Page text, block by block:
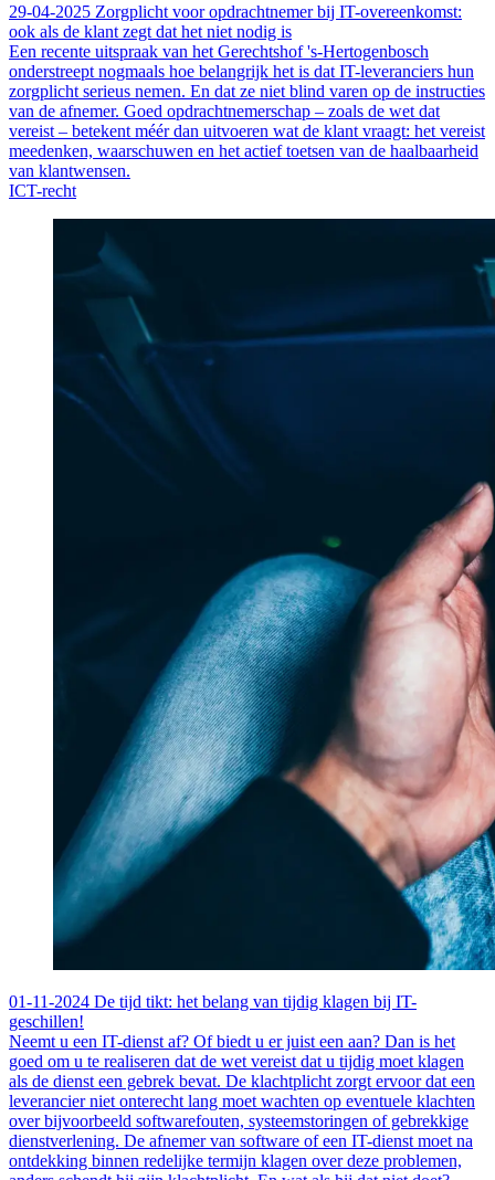
29-04-2025 Zorgplicht voor opdrachtnemer bij IT-overeenkomst:
ook als de klant zegt dat het niet nodig is
Een recente uitspraak van het Gerechtshof 's-Hertogenbosch
onderstreept nogmaals hoe belangrijk het is dat IT-leveranciers hun
zorgplicht serieus nemen. En dat ze niet blind varen op de instructies
van de afnemer. Goed opdrachtnemerschap – zoals de wet dat
vereist – betekent méér dan uitvoeren wat de klant vraagt: het vereist
meedenken, waarschuwen en het actief toetsen van de haalbaarheid
van klantwensen.
ICT-recht
01-11-2024 De tijd tikt: het belang van tijdig klagen bij IT-
geschillen!
Neemt u een IT-dienst af? Of biedt u er juist een aan? Dan is het
goed om u te realiseren dat de wet vereist dat u tijdig moet klagen
als de dienst een gebrek bevat. De klachtplicht zorgt ervoor dat een
leverancier niet onterecht lang moet wachten op eventuele klachten
over bijvoorbeeld softwarefouten, systeemstoringen of gebrekkige
dienstverlening. De afnemer van software of een IT-dienst moet na
ontdekking binnen redelijke termijn klagen over deze problemen,